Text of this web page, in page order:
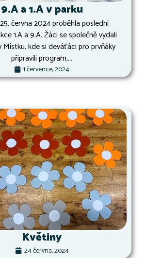
9.A a 1.A v parku
června 2024 proběhla poslední
1.A a 9.A. Žáci se společně vydali
Místku, kde si deváťáci pro prvňáky
připravili program,...
1 července, 2024
Květiny
24 června, 2024